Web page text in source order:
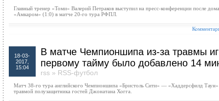
Главный тренер «Томи» Валерий Петраков выступил на пресс-конференции после
«Амкаром» (1:0) в матче 20-го тура РФПЛ.
18-03-
2017,
15:04
В матче Чемпионшипа из-за травмы
первому тайму было добавлено 14
rss » RSS-футбол
Матч 38-го тура английского Чемпионшипа «Бристоль Сити» — «Хаддерсфилд
травмой полузащитника гостей Джонатана Хогга.